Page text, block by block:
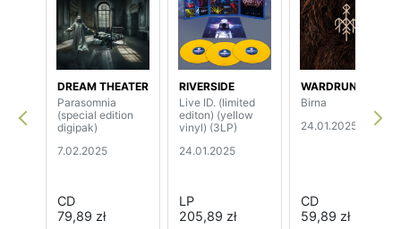
DREAM THEATER
Parasomnia
(special edition
digipak)
7.02.2025
CD
79,89 zł
RIVERSIDE
Live ID. (limited
editon) (yellow
vinyl) (3LP)
24.01.2025
LP
205,89 zł
WARDRUNA
Birna
24.01.2025
CD
59,89 zł